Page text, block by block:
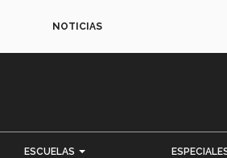
NOTICIAS
ESCUELAS